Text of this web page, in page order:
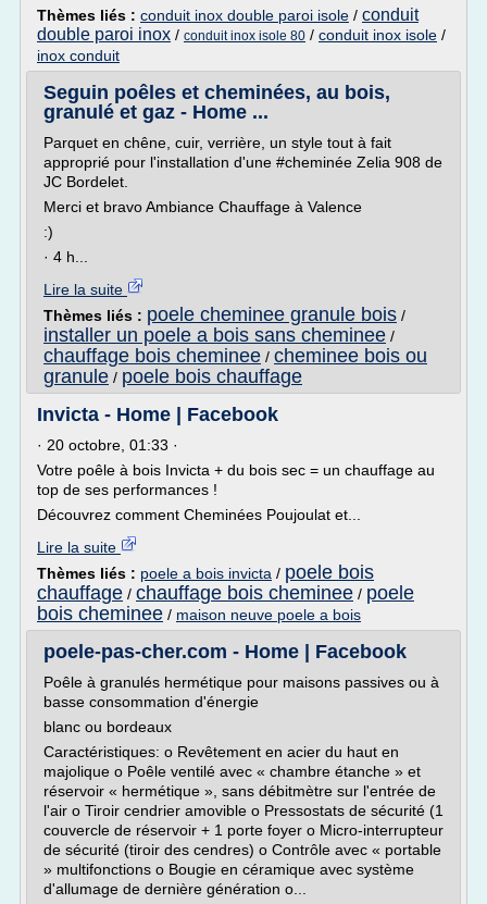
Thèmes liés : conduit inox double paroi isole / conduit
double paroi inox / conduit inox isole 80 / conduit inox isole /
inox conduit
Seguin poêles et cheminées, au bois,
granulé et gaz - Home ...
Parquet en chêne, cuir, verrière, un style tout à fait
approprié pour l'installation d'une #cheminée Zelia 908 de
JC Bordelet.
Merci et bravo Ambiance Chauffage à Valence
:)
· 4 h...
Lire la suite
Thèmes liés : poele cheminee granule bois /
installer un poele a bois sans cheminee /
chauffage bois cheminee / cheminee bois ou
granule / poele bois chauffage
Invicta - Home | Facebook
· 20 octobre, 01:33 ·
Votre poêle à bois Invicta + du bois sec = un chauffage au
top de ses performances !
Découvrez comment Cheminées Poujoulat et...
Lire la suite
Thèmes liés : poele a bois invicta / poele bois
chauffage / chauffage bois cheminee / poele
bois cheminee / maison neuve poele a bois
poele-pas-cher.com - Home | Facebook
Poêle à granulés hermétique pour maisons passives ou à
basse consommation d'énergie
blanc ou bordeaux
Caractéristiques: o Revêtement en acier du haut en
majolique o Poêle ventilé avec « chambre étanche » et
réservoir « hermétique », sans débitmètre sur l'entrée de
l'air o Tiroir cendrier amovible o Pressostats de sécurité (1
couvercle de réservoir + 1 porte foyer o Micro-interrupteur
de sécurité (tiroir des cendres) o Contrôle avec « portable
» multifonctions o Bougie en céramique avec système
d'allumage de dernière génération o...